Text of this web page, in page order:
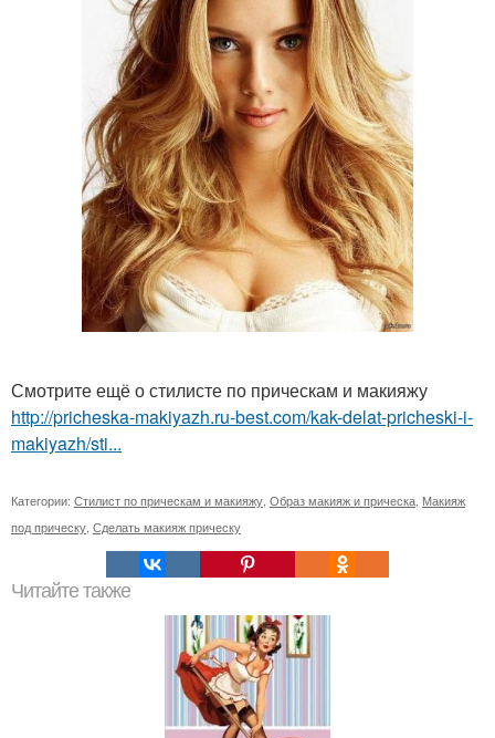
Смотрите ещё о стилисте по прическам и макияжу
http://pricheska-makiyazh.ru-best.com/kak-delat-pricheski-i-
makiyazh/sti...
Категории: Стилист по прическам и макияжу Образ макияж и прическа Макияж
под прическу Сделать макияж прическу
Читайте также